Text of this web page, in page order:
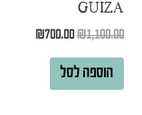
GUIZA
₪1,100.00
₪700.00
הוספה לסל